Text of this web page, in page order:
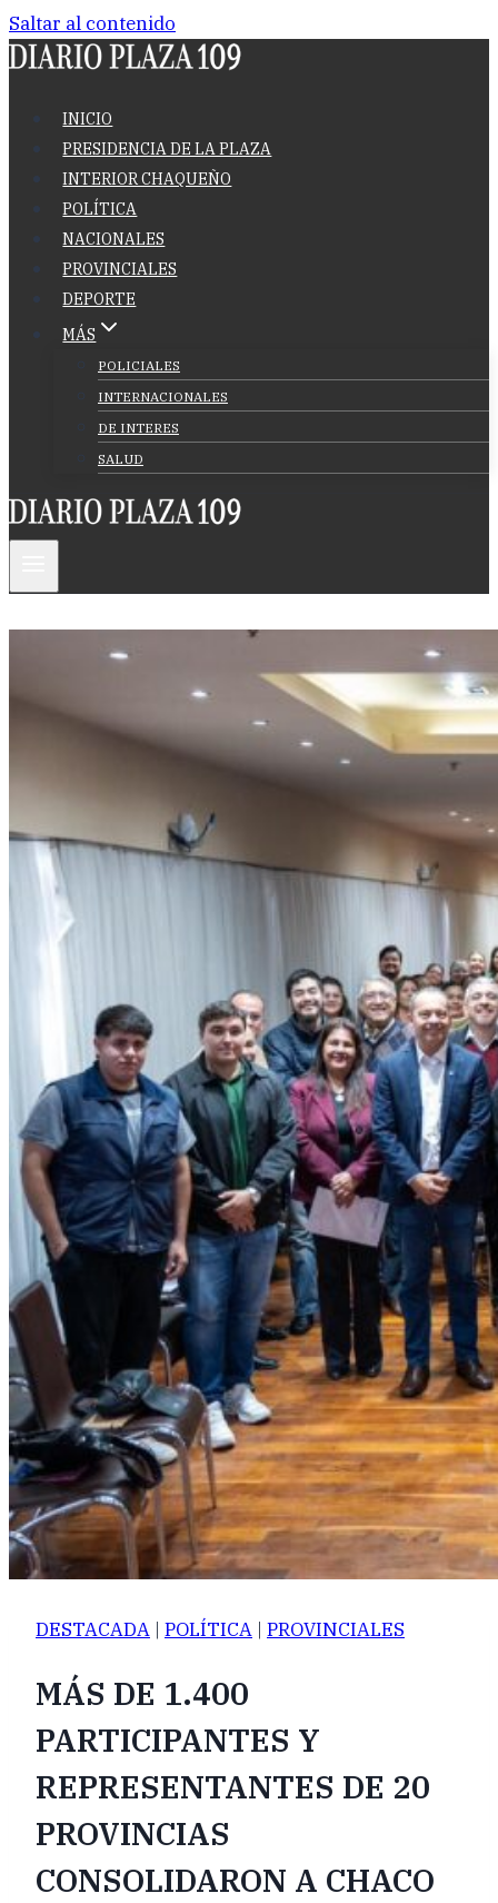
Saltar al contenido
INICIO
PRESIDENCIA DE LA PLAZA
INTERIOR CHAQUEÑO
POLÍTICA
NACIONALES
PROVINCIALES
DEPORTE
MÁS
POLICIALES
INTERNACIONALES
DE INTERES
SALUD
DESTACADA | POLÍTICA | PROVINCIALES
MÁS DE 1.400
PARTICIPANTES Y
REPRESENTANTES DE 20
PROVINCIAS
CONSOLIDARON A CHACO